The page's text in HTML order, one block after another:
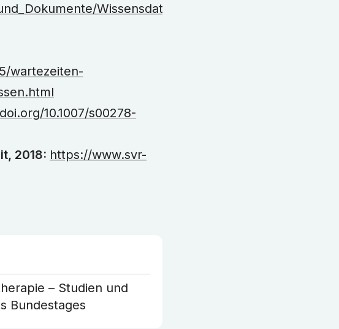
Wissensdatenbank_oeffentlich/
wartezeiten-
10.1007/s00278-
2018: https://www.svr-
– Studien und
Bundestages